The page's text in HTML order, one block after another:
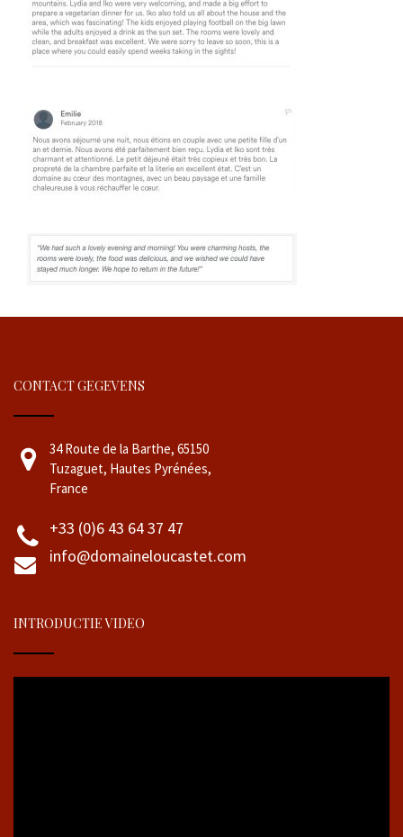
CONTACT GEGEVENS
34 Route de la Barthe, 65150
Tuzaguet, Hautes Pyrénées,
France
+33 (0)6 43 64 37 47
info@domaineloucastet.com
INTRODUCTIE VIDEO